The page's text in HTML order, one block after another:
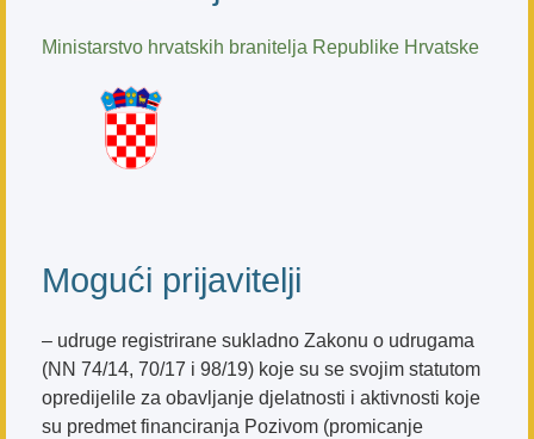
Ministarstvo hrvatskih branitelja Republike Hrvatske
Mogući prijavitelji
– udruge registrirane sukladno Zakonu o udrugama
(NN 74/14, 70/17 i 98/19) koje su se svojim statutom
opredijelile za obavljanje djelatnosti i aktivnosti koje
su predmet financiranja Pozivom (promicanje